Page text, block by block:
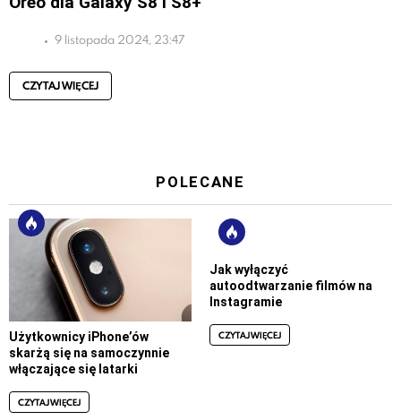
9 listopada 2024, 23:47
CZYTAJ WIĘCEJ
POLECANE
Użytkownicy iPhone’ów
skarżą się na samoczynnie
włączające się latarki
CZYTAJ WIĘCEJ
Jak wyłączyć
autoodtwarzanie filmów na
Instagramie
CZYTAJ WIĘCEJ